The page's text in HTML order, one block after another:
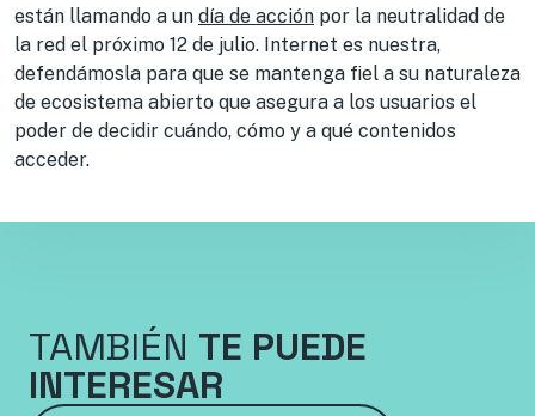
están llamando a un día de acción por la neutralidad de
la red el próximo 12 de julio. Internet es nuestra,
defendámosla para que se mantenga fiel a su naturaleza
de ecosistema abierto que asegura a los usuarios el
poder de decidir cuándo, cómo y a qué contenidos
acceder.
TAMBIÉN TE PUEDE
INTERESAR